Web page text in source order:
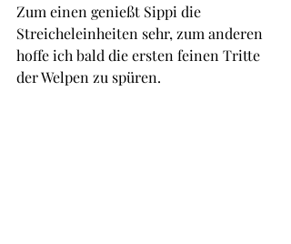
Zum einen genießt Sippi die
Streicheleinheiten sehr, zum anderen
hoffe ich bald die ersten feinen Tritte
der Welpen zu spüren.